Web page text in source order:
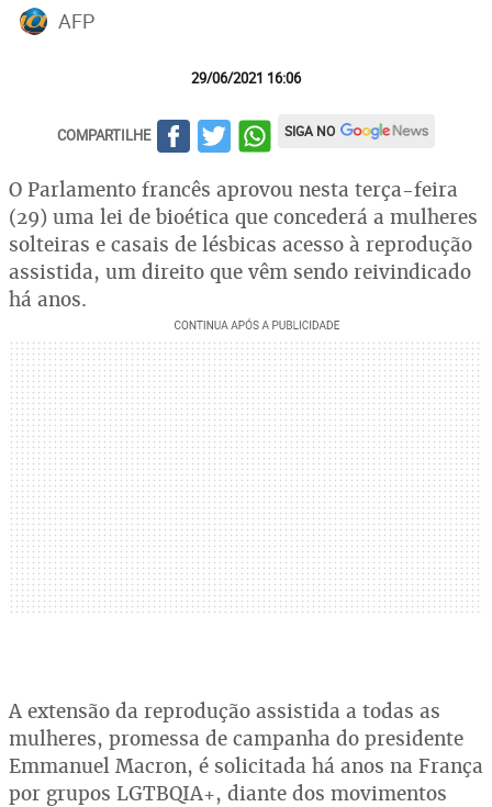
AFP
29/06/2021 16:06
COMPARTILHE SIGA NO
O Parlamento francês aprovou nesta terça-feira
(29) uma lei de bioética que concederá a mulheres
solteiras e casais de lésbicas acesso à reprodução
assistida, um direito que vêm sendo reivindicado
há anos.
A extensão da reprodução assistida a todas as
mulheres, promessa de campanha do presidente
Emmanuel Macron, é solicitada há anos na França
por grupos LGTBQIA+, diante dos movimentos